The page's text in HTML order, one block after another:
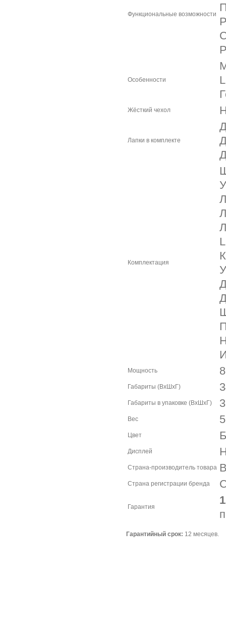
Функциональные возможности
Особенности
Жёсткий чехол
Лапки в комплекте
Комплектация
Мощность
Габариты (ВхШхГ)
Габариты в упаковке (ВхШхГ)
Вес
Цвет
Дисплей
Страна-производитель товара
Страна регистрации бренда
Гарантия
Гарантийный срок: 12 месяцев.